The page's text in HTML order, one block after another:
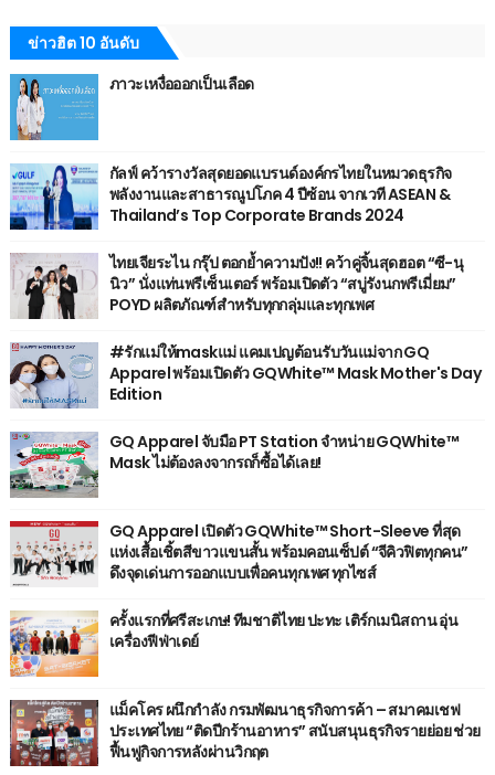
ข่าวฮิต 10 อันดับ
ภาวะเหงื่อออกเป็นเลือด
กัลฟ์ คว้ารางวัลสุดยอดแบรนด์องค์กรไทยในหมวดธุรกิจ
พลังงานและสาธารณูปโภค 4 ปีซ้อน จากเวที ASEAN &
Thailand’s Top Corporate Brands 2024
ไทยเจียระไน กรุ๊ป ตอกย้ำความปัง!! คว้าคู่จิ้นสุดฮอต “ซี-นุ
นิว” นั่งแท่นพรีเซ็นเตอร์ พร้อมเปิดตัว “สบู่รังนกพรีเมี่ยม”
POYD ผลิตภัณฑ์สำหรับทุกกลุ่มและทุกเพศ
#รักแม่ให้maskแม่ แคมเปญต้อนรับวันแม่จาก GQ
Apparel พร้อมเปิดตัว GQWhite™ Mask Mother's Day
Edition
GQ Apparel จับมือ PT Station จำหน่าย GQWhite™
Mask ไม่ต้องลงจากรถก็ซื้อได้เลย!
GQ Apparel เปิดตัว GQWhite™ Short-Sleeve ที่สุด
แห่งเสื้อเชิ้ตสีขาวแขนสั้น พร้อมคอนเซ็ปต์ “จีคิวฟิตทุกคน”
ดึงจุดเด่นการออกแบบเพื่อคนทุกเพศ ทุกไซส์
ครั้งแรกที่ศรีสะเกษ! ทีมชาติไทย ปะทะ เติร์กเมนิสถาน อุ่น
เครื่องฟีฟ่าเดย์
แม็คโคร ผนึกกำลัง กรมพัฒนาธุรกิจการค้า – สมาคมเชฟ
ประเทศไทย “ติดปีกร้านอาหาร” สนับสนุนธุรกิจรายย่อย ช่วย
ฟื้นฟูกิจการหลังผ่านวิกฤต